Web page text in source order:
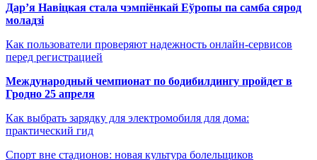
Дар’я Навіцкая стала чэмпіёнкай Еўропы па самба сярод
моладзі
Как пользователи проверяют надежность онлайн-сервисов
перед регистрацией
Международный чемпионат по бодибилдингу пройдет в
Гродно 25 апреля
Как выбрать зарядку для электромобиля для дома:
практический гид
Спорт вне стадионов: новая культура болельщиков